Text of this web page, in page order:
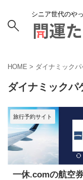
シニア世代のや
HOME > ダイナミックパ
ダイナミックパ
旅行予約サイト
一休.comの航空